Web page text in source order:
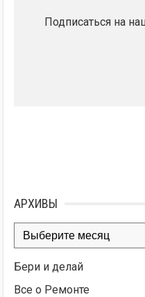
Подписаться на
АРХИВЫ
Архивы
Бери и делай
Все о Ремонте